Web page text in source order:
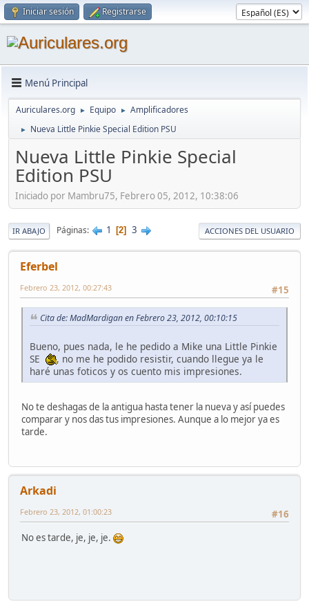
Iniciar sesión Registrarse
Menú Principal
Auriculares.org ► Equipo ► Amplificadores
► Nueva Little Pinkie Special Edition PSU
Nueva Little Pinkie Special
Edition PSU
Iniciado por Mambru75, Febrero 05, 2012, 10:38:06
IR ABAJO Páginas 1 2 3 ACCIONES DEL USUARIO
Eferbel
#15
Febrero 23, 2012, 00:27:43
Cita de: MadMardigan en Febrero 23, 2012, 00:10:15
Bueno, pues nada, le he pedido a Mike una Little Pinkie
SE
, no me he podido resistir, cuando llegue ya le
haré unas foticos y os cuento mis impresiones.
No te deshagas de la antigua hasta tener la nueva y así puedes
comparar y nos das tus impresiones. Aunque a lo mejor ya es
tarde.
Arkadi
#16
Febrero 23, 2012, 01:00:23
No es tarde, je, je, je.